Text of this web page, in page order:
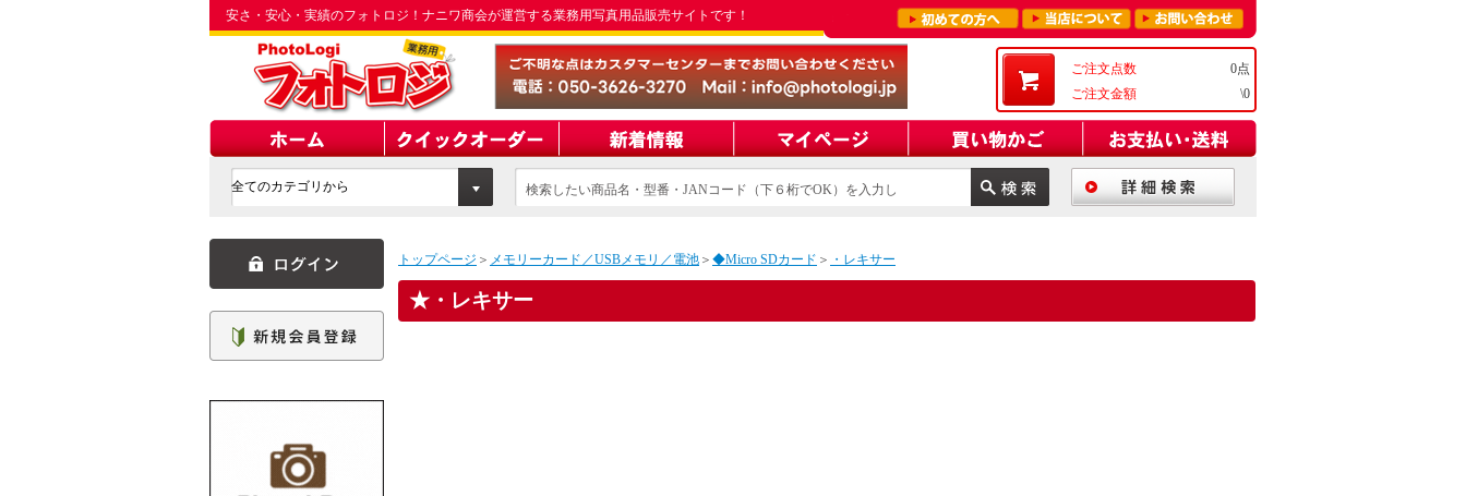
安さ・安心・実績のフォトロジ！ナニワ商会が運営する業務用写真用品販売サイトです！
ご注文点数
0点
ご注文金額
\0
検索したい商品名・型番・JANコード（下６桁でOK）を入力し
トップページ ＞ メモリーカード／USBメモリ／電池 ＞ ◆Micro SDカード ＞ ・レキサー
・レキサー